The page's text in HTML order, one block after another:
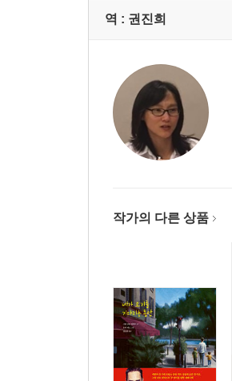
역 : 권진희
작가의 다른 상품